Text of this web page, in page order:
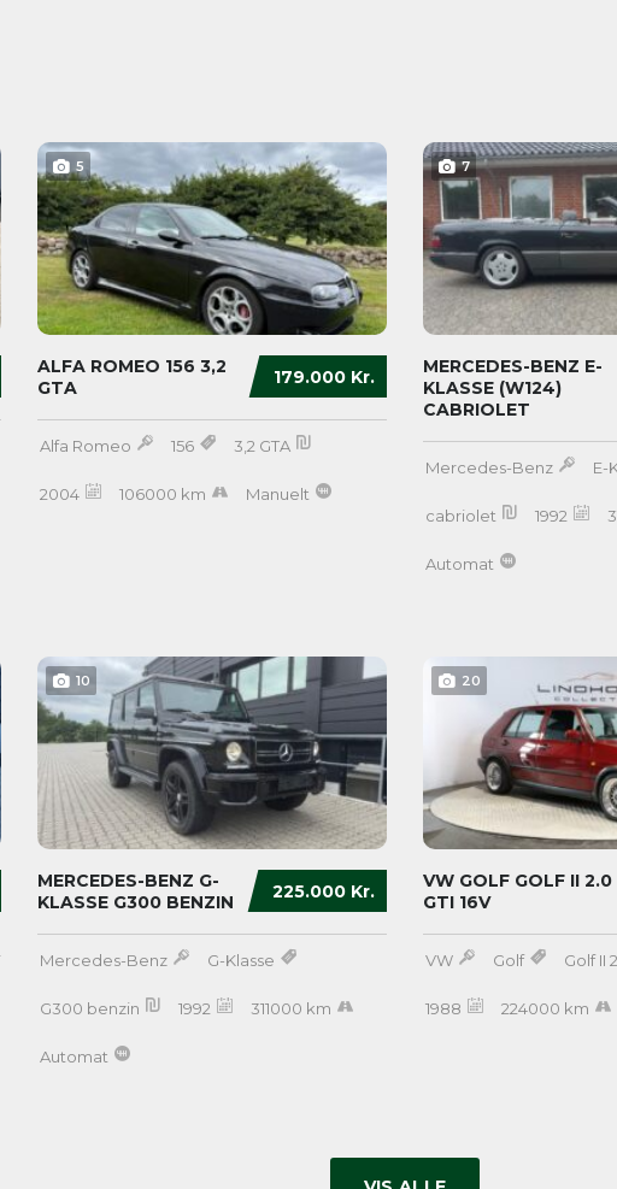
5
179.000 Kr.
ALFA ROMEO 156 3,2
GTA
Alfa Romeo 156 3,2 GTA
2004 106000 km Manuelt
7
MERCEDES-BENZ E-
KLASSE (W124)
CABRIOLET
Mercedes-Benz E-
cabriolet 1992
Automat
10
225.000 Kr.
MERCEDES-BENZ G-
KLASSE G300 BENZIN
Mercedes-Benz G-Klasse
G300 benzin 1992 311000 km
Automat
20
VW GOLF GOLF II 2.0
GTI 16V
VW Golf Golf II
1988 224000 km